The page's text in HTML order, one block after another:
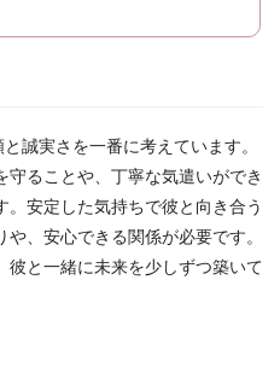
誠実さを一番に考えています。
守ることや、丁寧な気遣いができ
安定した気持ちで彼と向き合う
、安心できる関係が必要です。
彼と一緒に未来を少しずつ築いて